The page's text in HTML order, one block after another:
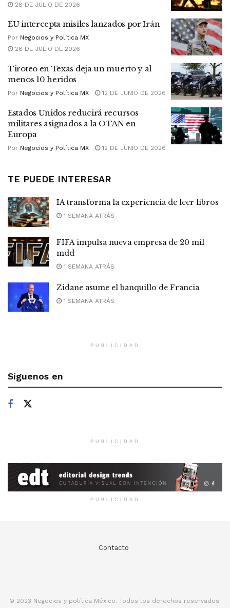
28 DE JULIO DE 2026
EU intercepta misiles lanzados por Irán
Por Negocios y Política MX
28 DE JULIO DE 2026
Tiroteo en Texas deja un muerto y al
menos 10 heridos
Por Negocios y Política MX 12 DE JUNIO DE 2026
Estados Unidos reducirá recursos
militares asignados a la OTAN en
Europa
Por Negocios y Política MX 12 DE JUNIO DE 2026
TE PUEDE INTERESAR
IA transforma la experiencia de leer libros
1 SEMANA ATRÁS
FIFA impulsa nueva empresa de 20 mil
mdd
1 SEMANA ATRÁS
Zidane asume el banquillo de Francia
1 SEMANA ATRÁS
PUBLICIDAD
Síguenos en
PUBLICIDAD
PUBLICIDAD
Contacto
© 2023 Negocios y política México. Todos los derechos reservados.